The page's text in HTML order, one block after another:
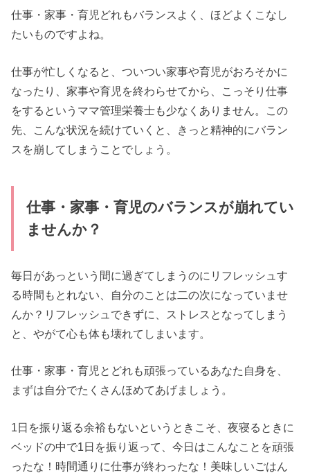
仕事・家事・育児どれもバランスよく、ほどよくこなし
たいものですよね。
仕事が忙しくなると、ついつい家事や育児がおろそかに
なったり、家事や育児を終わらせてから、こっそり仕事
をするというママ管理栄養士も少なくありません。この
先、こんな状況を続けていくと、きっと精神的にバラン
スを崩してしまうことでしょう。
仕事・家事・育児のバランスが崩れてい
ませんか？
毎日があっという間に過ぎてしまうのにリフレッシュす
る時間もとれない、自分のことは二の次になっていませ
んか？リフレッシュできずに、ストレスとなってしまう
と、やがて心も体も壊れてしまいます。
仕事・家事・育児とどれも頑張っているあなた自身を、
まずは自分でたくさんほめてあげましょう。
1日を振り返る余裕もないというときこそ、夜寝るときに
ベッドの中で1日を振り返って、今日はこんなことを頑張
ったな！時間通りに仕事が終わったな！美味しいごはん